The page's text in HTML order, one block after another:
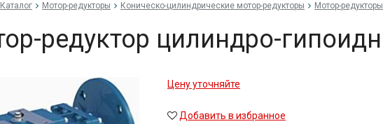
Каталог Мотор-редукторы Коническо-цилиндрические мотор-редукторы Мотор-
редуктор цилиндро-
Цену уточняйте
Добавить в избранное